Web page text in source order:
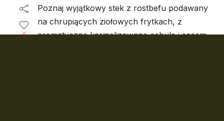
0
Poznaj wyjątkowy stek z rostbefu podawany
na chrupiących ziołowych frytkach, z
aromatyczną karmelizowaną cebulą i sosem